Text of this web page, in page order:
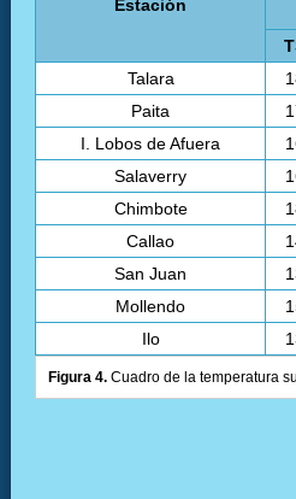
Estación
Talara
Paita
I. Lobos de Afuera
Salaverry
Chimbote
Callao
San Juan
Mollendo
Ilo
Figura 4. Cuadro de la temperatura